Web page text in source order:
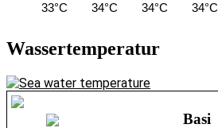
33°C 34°C 34°C 34°C
Wassertemperatur
Basi